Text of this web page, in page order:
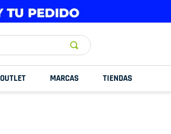
OUTLET MARCAS TIENDAS